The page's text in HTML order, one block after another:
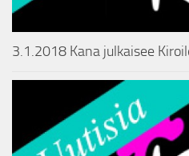
3.1.2018 Kana julkaisee